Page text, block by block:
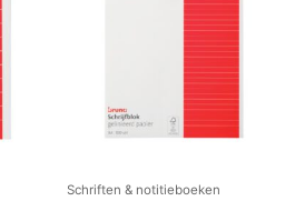
Schriften & notitieboeken